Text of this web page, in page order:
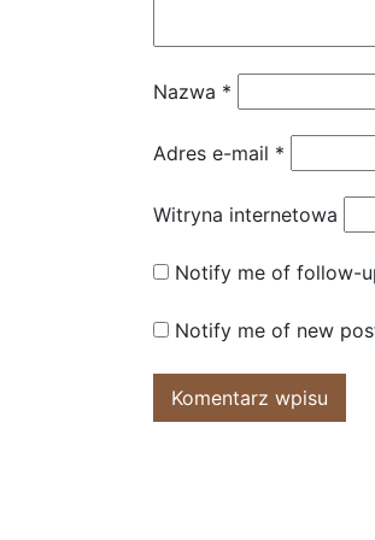
Nazwa *
Adres e-mail *
Witryna internetowa
Notify me of follow-
Notify me of new